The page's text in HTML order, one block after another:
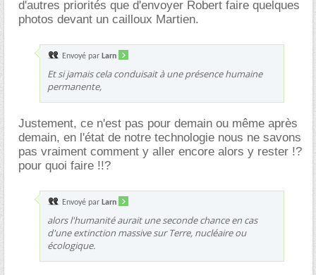
d'autres priorités que d'envoyer Robert faire quelques
photos devant un cailloux Martien.
Envoyé par Larn
Et si jamais cela conduisait à une présence humaine
permanente,
Justement, ce n'est pas pour demain ou même après
demain, en l'état de notre technologie nous ne savons
pas vraiment comment y aller encore alors y rester !?
pour quoi faire !!?
Envoyé par Larn
alors l'humanité aurait une seconde chance en cas
d'une extinction massive sur Terre, nucléaire ou
écologique.